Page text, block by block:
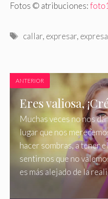
Fotos © atribuciones:foto1
Etiquetas
callar, expresar,
ANTERIOR
Eres valiosa,
Muchas veces no nos
lugar que nos
hacer sombras, a tener
sentirnos que no
es más alejado de la